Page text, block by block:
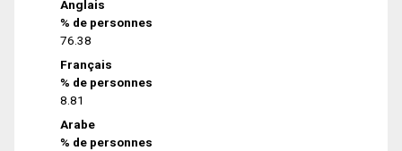
Anglais
% de personnes
76.38
Français
% de personnes
8.81
Arabe
% de personnes